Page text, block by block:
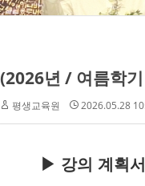
(2026년 / 여름학
평생교육원 2026.05.28
▶ 강의 계획